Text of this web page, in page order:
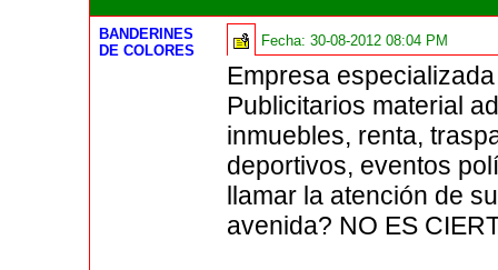
BANDERINES
DE COLORES
Fecha:30-08-2012 08:04 PM
Empresa
Publicitarios material
inmuebles, renta,
deportivos, eventos
llamar la atención de
avenida? NO ES